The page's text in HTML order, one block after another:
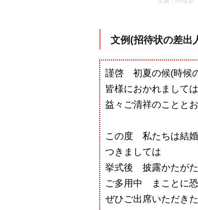
文例(招待状の差出
謹啓 初夏の候(時候
皆様におかれましては
益々ご清祥のことと
この度 私たちは結
つきましては
挙式後 披露かたがた
ご多用中 まことに
ぜひご出席いただき